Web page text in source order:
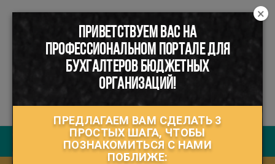
☰
Руководство пользователя
×
ПРИВЕТСТВУЕМ ВАС НА
ПРОФЕССИОНАЛЬНОМ ПОРТАЛЕ ДЛЯ
БУХГАЛТЕРОВ БЮДЖЕТНЫХ
ОРГАНИЗАЦИЙ!
ПРЕДЛАГАЕМ ВАМ СДЕЛАТЬ 3
ПРОСТЫХ ШАГА, ЧТОБЫ
ПОЗНАКОМИТЬСЯ С НАМИ
ПОБЛИЖЕ: